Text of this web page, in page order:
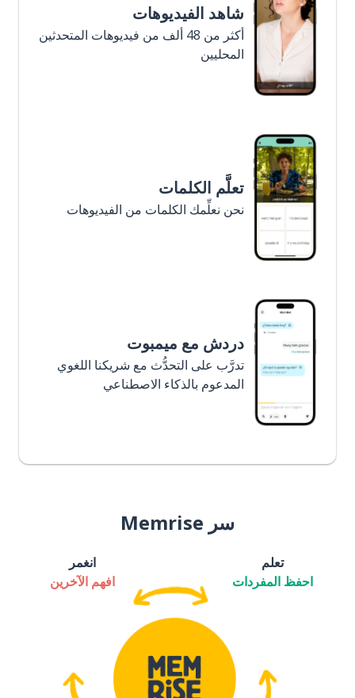
شاهد الفيديوهات
أكثر من 48 ألف من فيديوهات المتحدثين
المحليين
تعلَّم الكلمات
نحن نعلِّمك الكلمات من الفيديوهات
دردش مع ميمبوت
تدرَّب على التحدُّث مع شريكنا اللغوي
المدعوم بالذكاء الاصطناعي
سر Memrise
تعلم
احفظ المفردات
انغمر
افهم الآخرين